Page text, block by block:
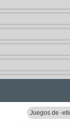
Juegos de -